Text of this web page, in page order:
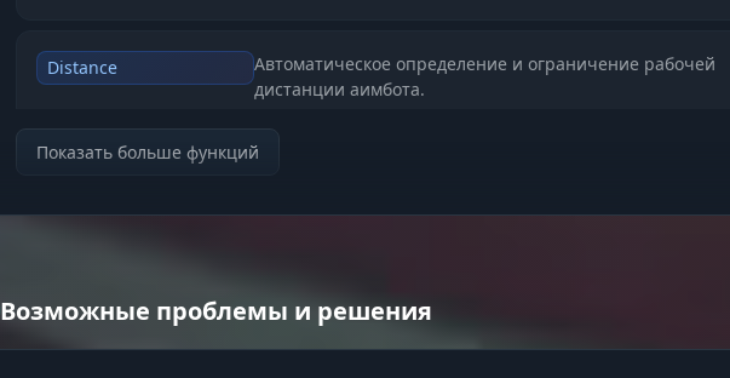
Distance
Автоматическое определение и ограничение рабочей
дистанции аимбота.
Визуальные функции (ESP)
Loot & World
Показать больше функций
Возможные проблемы и решения